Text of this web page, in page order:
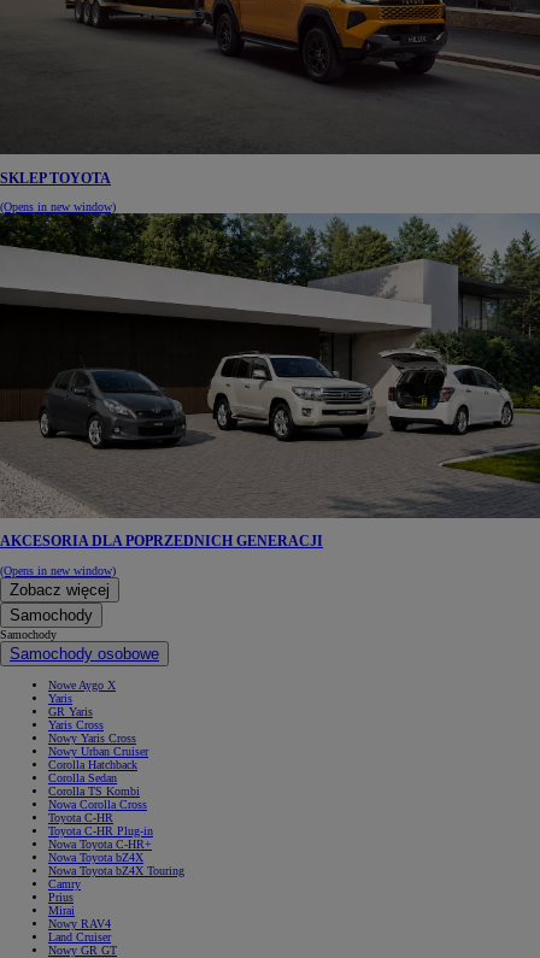
SKLEP TOYOTA
(Opens in new window)
AKCESORIA DLA POPRZEDNICH GENERACJI
(Opens in new window)
Zobacz więcej
Samochody
Samochody
Samochody osobowe
Nowe Aygo X
Yaris
GR Yaris
Yaris Cross
Nowy Yaris Cross
Nowy Urban Cruiser
Corolla Hatchback
Corolla Sedan
Corolla TS Kombi
Nowa Corolla Cross
Toyota C-HR
Toyota C-HR Plug-in
Nowa Toyota C-HR+
Nowa Toyota bZ4X
Nowa Toyota bZ4X Touring
Camry
Prius
Mirai
Nowy RAV4
Land Cruiser
Nowy GR GT